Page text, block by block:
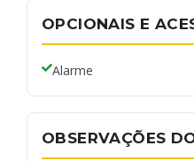
OPCIONAIS E
Alarme
OBSERVAÇÕES